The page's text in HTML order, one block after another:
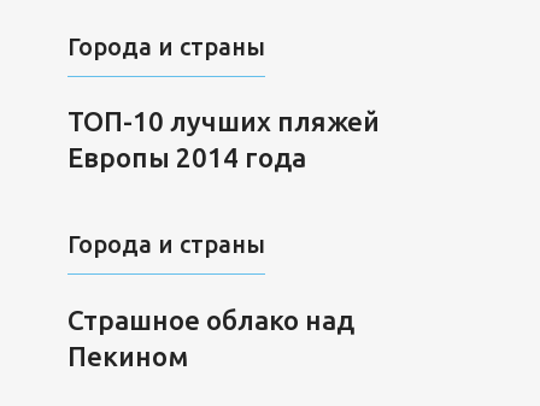
Города и страны
ТОП-10 лучших пляжей
Европы 2014 года
Города и страны
Страшное облако над
Пекином